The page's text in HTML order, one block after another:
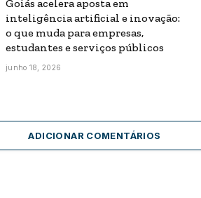
Goiás acelera aposta em
inteligência artificial e inovação:
o que muda para empresas,
estudantes e serviços públicos
junho 18, 2026
ADICIONAR COMENTÁRIOS